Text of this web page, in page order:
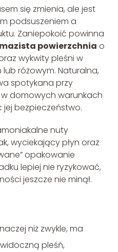
się zmienia, ale jest
podsuszeniem a
Zaniepokoić powinna
powierzchnia o
wykwity pleśni w
różowym. Naturalna,
spotykana przy
domowych warunkach
bezpieczeństwo.
nuty
wyciekający płyn oraz
opakowanie
lepiej nie ryzykować,
jeszcze nie minął.
niż zwykle, ma
pleśń,